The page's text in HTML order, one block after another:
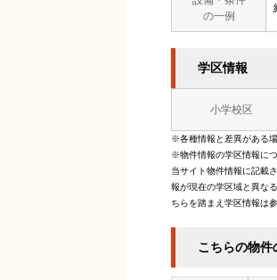
の一例
学区情報
小学校区
※各種情報と差異がある
※物件情報の学区情報に
当サイト物件情報に記載
報が現在の学区域と異な
ちらを踏まえ学区情報は
こちらの物件